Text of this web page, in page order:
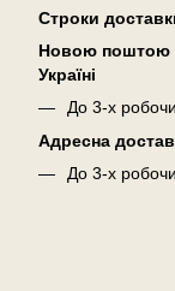
Cтроки
Новою поштою
Україні
До 3-х
Адресна
До 3-х